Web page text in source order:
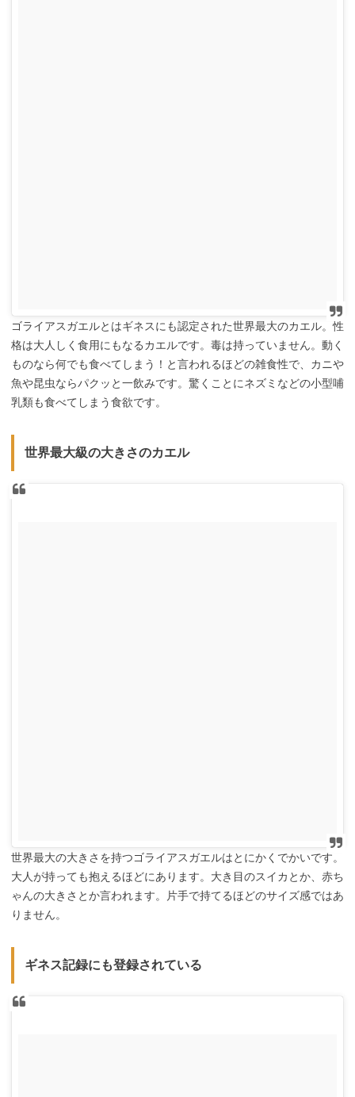
ゴライアスガエルとはギネスにも認定された世界最大のカエル。性
格は大人しく食用にもなるカエルです。毒は持っていません。動く
ものなら何でも食べてしまう！と言われるほどの雑食性で、カニや
魚や昆虫ならパクッと一飲みです。驚くことにネズミなどの小型哺
乳類も食べてしまう食欲です。
世界最大級の大きさのカエル
世界最大の大きさを持つゴライアスガエルはとにかくでかいです。
大人が持っても抱えるほどにあります。大き目のスイカとか、赤ち
ゃんの大きさとか言われます。片手で持てるほどのサイズ感ではあ
りません。
ギネス記録にも登録されている